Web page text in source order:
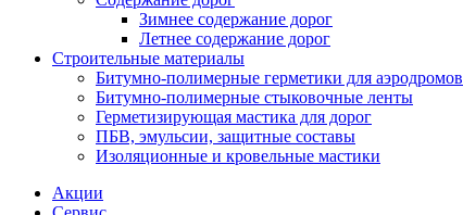
Зимнее содержание дорог
Летнее содержание дорог
Строительные материалы
Битумно-полимерные герметики для аэродромов
Битумно-полимерные стыковочные ленты
Герметизирующая мастика для дорог
ПБВ, эмульсии, защитные составы
Изоляционные и кровельные мастики
Акции